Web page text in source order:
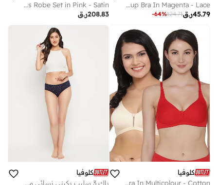
Clovia Padded Non-Wired Full Cup Bra In Magenta - Lace
ر.ق45.79
124.71
-64%
Clovia Short Night Dress and Full Sleeves Robe Set in Pink - Satin
ر.ق208.83
كلوفيا
Clovia Pack of 2 Non-Padded Full Coverage Wirefree Bra In Multicolour - Cotton
كلوفيا
باك 3 سليب بكيني نسائي مطبوع بخصر منخفض من ستايلي